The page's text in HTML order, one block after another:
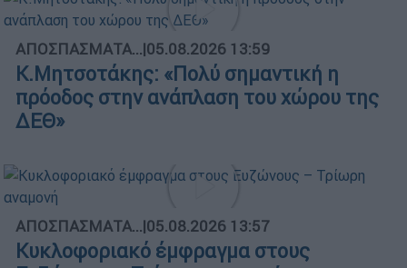
ΑΠΟΣΠΑΣΜΑΤΑ...|05.08.2026 13:59
Κ.Μητσοτάκης: «Πολύ σημαντική η
πρόοδος στην ανάπλαση του χώρου της
ΔΕΘ»
ΑΠΟΣΠΑΣΜΑΤΑ...|05.08.2026 13:57
Κυκλοφοριακό έμφραγμα στους